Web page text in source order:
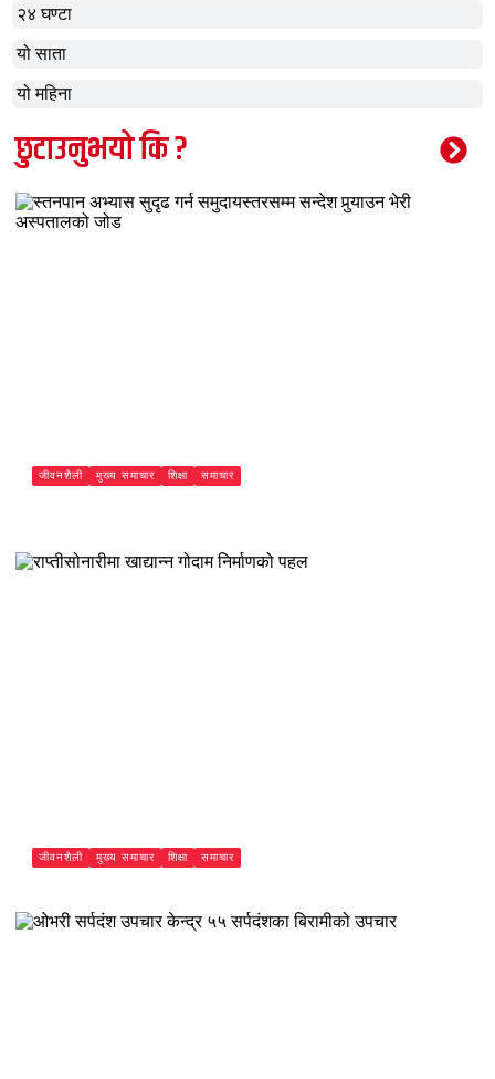
२४ घण्टा
यो साता
यो महिना
छुटाउनुभयो कि ?
जीवनशैली मुख्य समाचार शिक्षा समाचार
Paschimeli
जीवनशैली मुख्य समाचार शिक्षा समाचार
Paschimeli